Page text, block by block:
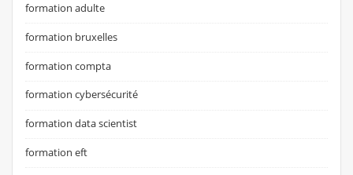
formation adulte
formation bruxelles
formation compta
formation cybersécurité
formation data scientist
formation eft